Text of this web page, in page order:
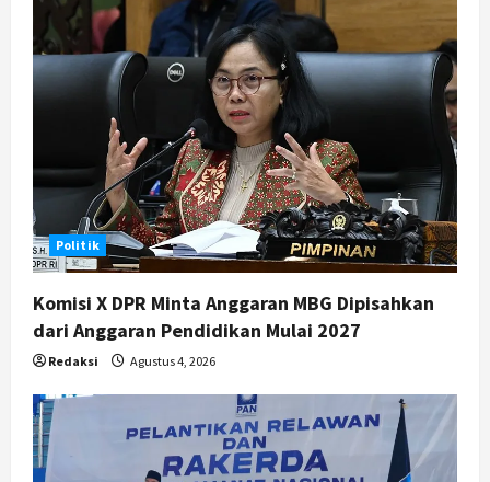
Politik
Komisi X DPR Minta Anggaran MBG Dipisahkan
dari Anggaran Pendidikan Mulai 2027
Redaksi Agustus 4, 2026